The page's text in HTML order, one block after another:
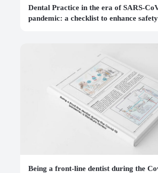
Dental Practice in the era of SARS-
pandemic: a checklist to enhance
Being a front-line dentist during the